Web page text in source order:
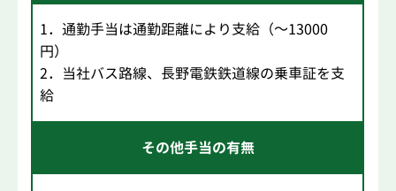
1．通勤手当は通勤距離により支給（～13000
円）
2．当社バス路線、長野電鉄鉄道線の乗車証を支
給
その他手当の有無